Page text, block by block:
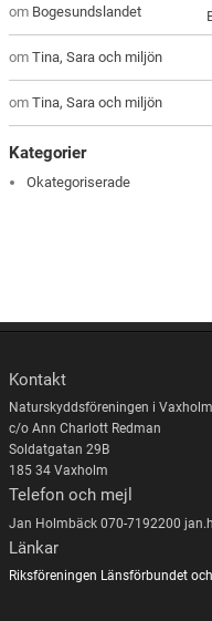
om Bogesundslandet
omTina, Sara och miljön
omTina, Sara och miljön
Kategorier
Okategoriserade
Kontakt
Naturskyddsföreningen i Vaxholm
c/o Ann Charlott Redman
Soldatgatan 29B
185 34 Vaxholm
Telefon och mejl
Jan Holmbäck 070-7192200
Länkar
Riksföreningen Länsförbundet